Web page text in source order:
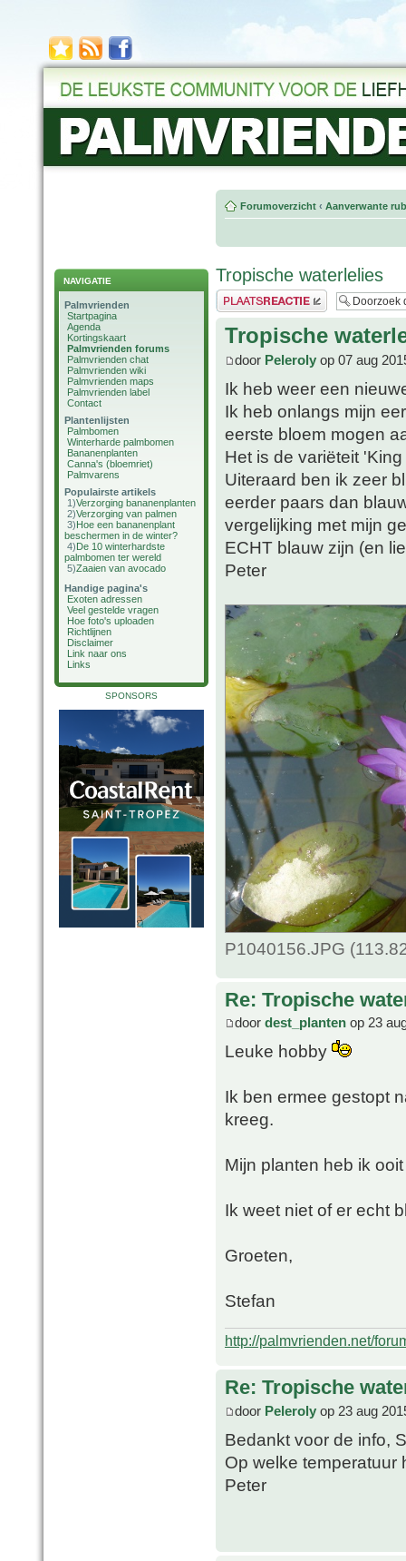
NAVIGATIE
Palmvrienden
Startpagina
Agenda
Kortingskaart
Palmvrienden forums
Palmvrienden chat
Palmvrienden wiki
Palmvrienden maps
Palmvrienden label
Contact
Plantenlijsten
Palmbomen
Winterharde palmbomen
Bananenplanten
Canna's (bloemriet)
Palmvarens
Populairste artikels
1)Verzorging bananenplanten
2)Verzorging van palmen
3)Hoe een bananenplant
beschermen in de winter?
4)De 10 winterhardste
palmbomen ter wereld
5)Zaaien van avocado
Handige pagina's
Exoten adressen
Veel gestelde vragen
Hoe foto's uploaden
Richtlijnen
Disclaimer
Link naar ons
Links
SPONSORS
Forumoverzicht ‹ Aanverwante
Tropische waterlelies
Plaats een reactie
Tropische
door Peleroly op 07 aug
Ik heb weer een
Ik heb onlangs mijn
eerste bloem mogen
Het is de variëteit
Uiteraard ben ik zeer
eerder paars dan
vergelijking met mijn
ECHT blauw zijn (en
Peter
P1040156.JPG
Re: Tropische
door dest_planten op 23
Leuke hobby
Ik ben ermee gestopt
kreeg.
Mijn planten heb ik
Ik weet niet of er echt
Groeten,
Stefan
http://palmvrienden.net/
Re: Tropische
door Peleroly op 23 aug
Bedankt voor de info,
Op welke temperatuur
Peter